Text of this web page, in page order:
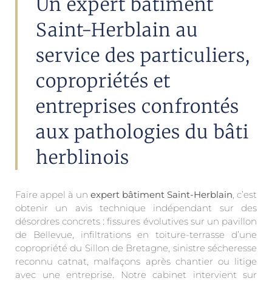
Saint-Herblain au
service des particuliers,
copropriétés et
entreprises confrontés
aux pathologies du bâti
herblinois
Faire appel à un expert bâtiment Saint-Herblain, c’est
obtenir un avis technique indépendant sur des
désordres concrets : fissures évolutives sur un pavillon
de Bellevue, infiltrations en toiture-terrasse d’une
copropriété du Sillon de Bretagne, sinistre sécheresse
reconnu catnat, malfaçons après chantier ou litige
avec une entreprise. Notre cabinet intervient sur